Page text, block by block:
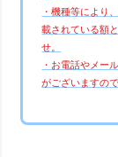
・機種等により
載されている額
せ。
・お電話やメー
がございますの